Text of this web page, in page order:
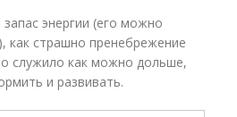
энергии (его можно
как страшно пренебрежение
служило как можно дольше,
и развивать.